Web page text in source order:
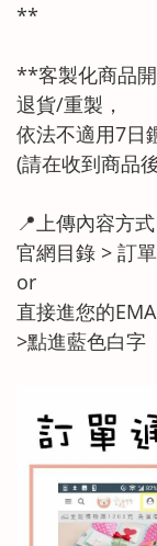
**
**客製化商品
退貨/重製，
依法不適用7日
(請在收到商品
📍上傳內容方
官網目錄 > 訂
or
直接進您的
>點進藍色白字